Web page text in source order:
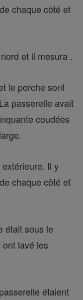
chaque côté et
et il mesura .
le porche sont
passerelle avait
coudées
Il y
chaque côté et
était sous le
lavé les
étaient